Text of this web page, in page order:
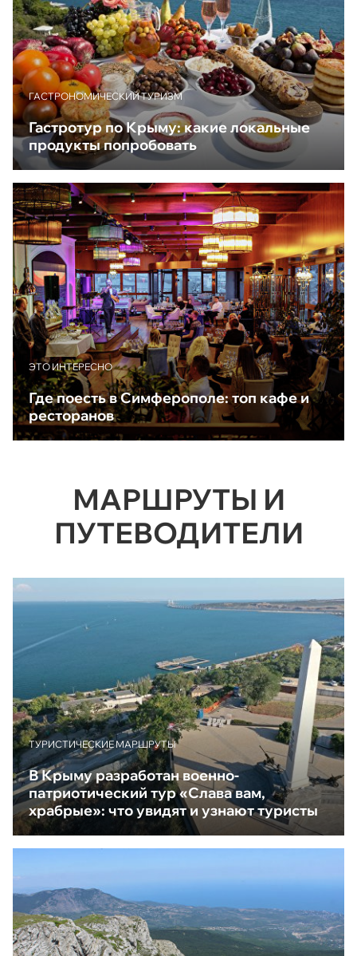
ГАСТРОНОМИЧЕСКИЙ ТУРИЗМ
Гастротур по Крыму: какие локальные
продукты попробовать
ЭТО ИНТЕРЕСНО
Где поесть в Симферополе: топ кафе и
ресторанов
МАРШРУТЫ И
ПУТЕВОДИТЕЛИ
ТУРИСТИЧЕСКИЕ МАРШРУТЫ
В Крыму разработан военно-
патриотический тур «Слава вам,
храбрые»: что увидят и узнают туристы